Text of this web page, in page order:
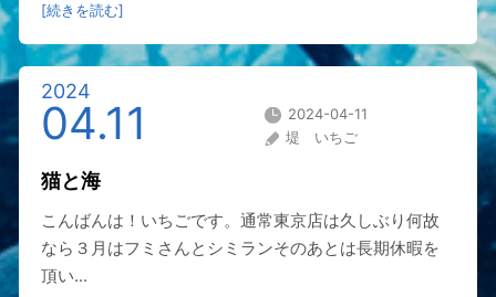
[続きを読む]
2024
04.11
2024-04-11
堤 いちご
猫と海
こんばんは！いちごです。通常東京店は久しぶり何故
なら３月はフミさんとシミランそのあとは長期休暇を
頂い...